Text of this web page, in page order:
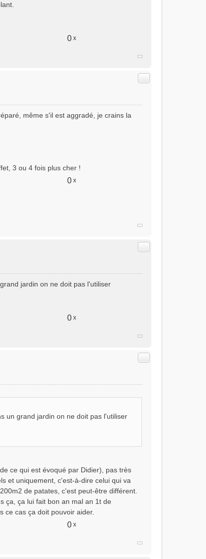
0 x
Citer
même s'il est aggradé, je crains la
3 ou 4 fois plus cher !
0 x
Citer
jardin on ne doit pas l'utiliser
0 x
Citer
un grand jardin on ne doit pas l'utiliser
ce qui est évoqué par Didier), pas très
et uniquement, c'est-à-dire celui qui va
de patates, c'est peut-être différent.
ça, ça lui fait bon an mal an 1t de
ce cas ça doit pouvoir aider.
0 x